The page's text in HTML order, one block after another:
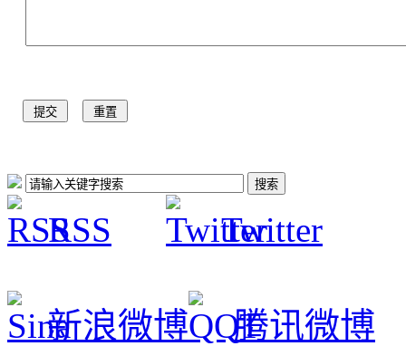
RSS Twitter
新浪微博 腾讯微博